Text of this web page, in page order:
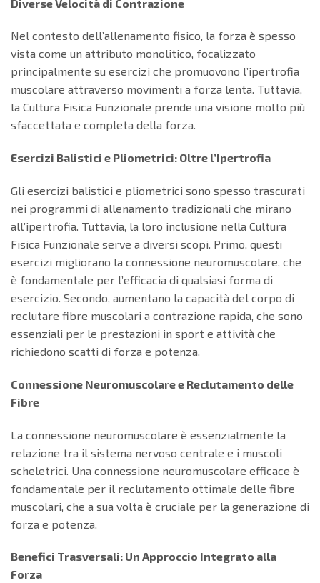
Diverse Velocità di Contrazione
Nel contesto dell’allenamento fisico, la forza è spesso
vista come un attributo monolitico, focalizzato
principalmente su esercizi che promuovono l’ipertrofia
muscolare attraverso movimenti a forza lenta. Tuttavia,
la Cultura Fisica Funzionale prende una visione molto più
sfaccettata e completa della forza.
Esercizi Balistici e Pliometrici: Oltre l’Ipertrofia
Gli esercizi balistici e pliometrici sono spesso trascurati
nei programmi di allenamento tradizionali che mirano
all’ipertrofia. Tuttavia, la loro inclusione nella Cultura
Fisica Funzionale serve a diversi scopi. Primo, questi
esercizi migliorano la connessione neuromuscolare, che
è fondamentale per l’efficacia di qualsiasi forma di
esercizio. Secondo, aumentano la capacità del corpo di
reclutare fibre muscolari a contrazione rapida, che sono
essenziali per le prestazioni in sport e attività che
richiedono scatti di forza e potenza.
Connessione Neuromuscolare e Reclutamento delle
Fibre
La connessione neuromuscolare è essenzialmente la
relazione tra il sistema nervoso centrale e i muscoli
scheletrici. Una connessione neuromuscolare efficace è
fondamentale per il reclutamento ottimale delle fibre
muscolari, che a sua volta è cruciale per la generazione di
forza e potenza.
Benefici Trasversali: Un Approccio Integrato alla
Forza